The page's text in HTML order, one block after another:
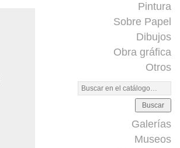
Pintura
Sobre Papel
Dibujos
Obra gráfica
Otros
Buscar
Galerías
Museos